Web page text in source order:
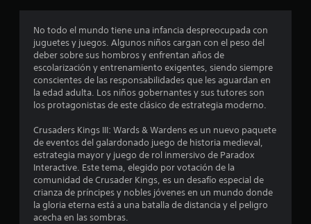
o
e
d
i
o
:
4
No todo el mundo tiene una infancia despreocupada con
juguetes y juegos. Algunos niños cargan con el peso del
deber sobre sus hombros y enfrentan años de
escolarización y entrenamiento exigentes, siendo siempre
conscientes de las responsabilidades que les aguardan en
la edad adulta. Los niños gobernantes y sus tutores son
los protagonistas de este clásico de estrategia moderno.
Crusaders Kings III: Wards & Wardens es un nuevo paquete
de eventos del galardonado juego de historia medieval,
estrategia mayor y juego de rol inmersivo de Paradox
Interactive. Este tema, elegido por votación de la
comunidad de Crusader Kings, es un desafío especial de
crianza de príncipes y nobles jóvenes en un mundo donde
la gloria eterna está a una batalla de distancia y el peligro
acecha en las sombras.